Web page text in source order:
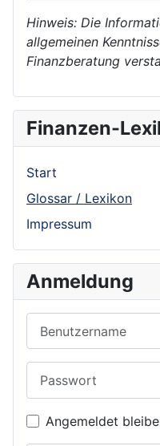
Hinweis: Die
allgemeinen
Finanzberatung
Finanzen-
Start
Glossar / Lexikon
Impressum
Anmeldung
Angemeldet